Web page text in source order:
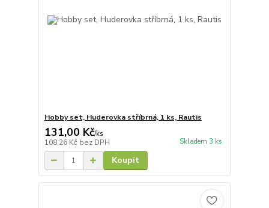
Hobby set, Huderovka stříbrná, 1 ks, Rautis
131,00 Kč/ks
108,26 Kč bez DPH Skladem 3 ks
Koupit